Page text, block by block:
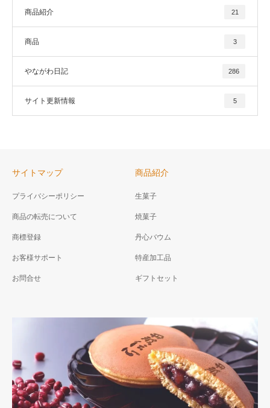
商品紹介 21
商品 3
やながわ日記 286
サイト更新情報 5
サイトマップ
プライバシーポリシー
商品の転売について
商標登録
お客様サポート
お問合せ
商品紹介
生菓子
焼菓子
丹心バウム
特産加工品
ギフトセット